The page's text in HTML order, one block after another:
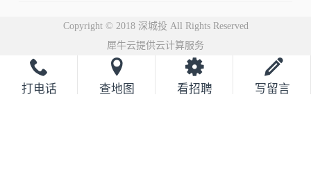
Copyright © 2018 深城投 All Rights Reserved
犀牛云提供云计算服务
打电话 查地图 看招聘 写留言